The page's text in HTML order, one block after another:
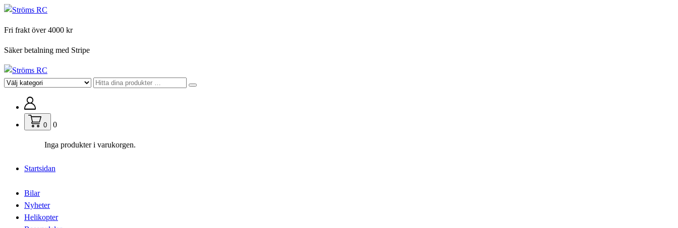
Hoppa
innehåll
Fri frakt över 4000 kr
Säker betalning med Stripe
För din hobby
0 0
Inga produkter i varukorgen.
Startsidan
Bilar
Nyheter
Helikopter